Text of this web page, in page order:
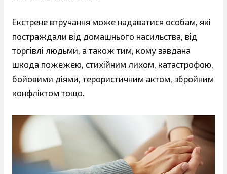
Екстрене втручання може надаватися особам, які
постраждали від домашнього насильства, від
торгівлі людьми, а також тим, кому завдана
шкода пожежею, стихійним лихом, катастрофою,
бойовими діями, терористичним актом, збройним
конфліктом тощо.